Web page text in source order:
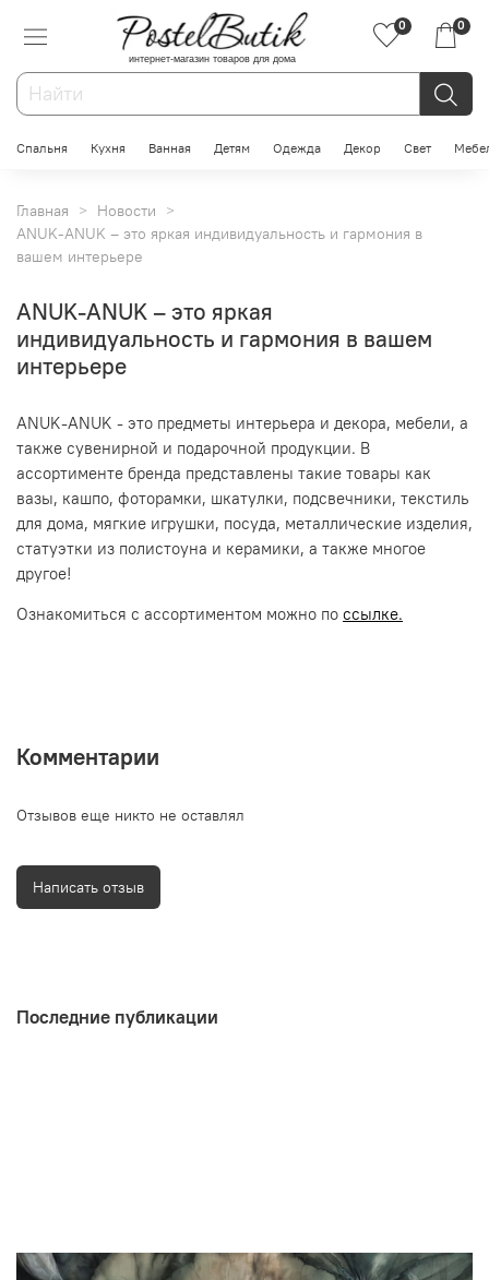
интернет-магазин товаров для дома
0 0
Спальня Кухня Ванная Детям Одежда Декор Свет
Главная
Новости
ANUK-ANUK – это яркая индивидуальность и гармония в
вашем интерьере
ANUK-ANUK – это яркая
индивидуальность и гармония в вашем
интерьере
ANUK-ANUK - это предметы интерьера и декора, мебели, а
также сувенирной и подарочной продукции. В
ассортименте бренда представлены такие товары как
вазы, кашпо, фоторамки, шкатулки, подсвечники, текстиль
для дома, мягкие игрушки, посуда, металлические изделия,
статуэтки из полистоуна и керамики, а также многое
другое!
Ознакомиться с ассортиментом можно по ссылке.
Комментарии
Отзывов еще никто не оставлял
Написать отзыв
Последние публикации